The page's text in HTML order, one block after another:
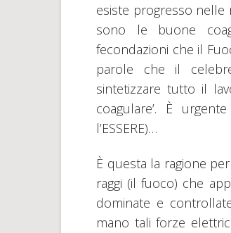
esiste progresso nelle
sono le buone
fecondazioni che il
parole che il
sintetizzare tutto il
coagulare’. È
l’ESSERE)…
È questa la ragione
raggi (il fuoco) che
dominate e
mano tali forze